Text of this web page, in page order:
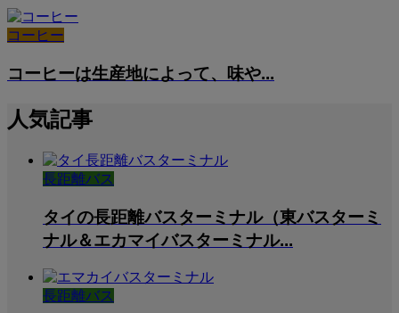
コーヒー
コーヒーは生産地によって、味や...
人気記事
長距離バス
タイの長距離バスターミナル（東バスターミ
ナル＆エカマイバスターミナル...
長距離バス